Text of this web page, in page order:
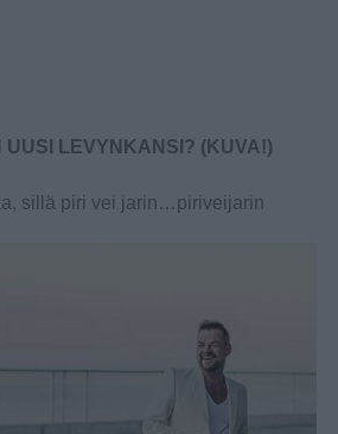
LEVYNKANSI? (KUVA!)
sillä piri vei jarin…piriveijarin